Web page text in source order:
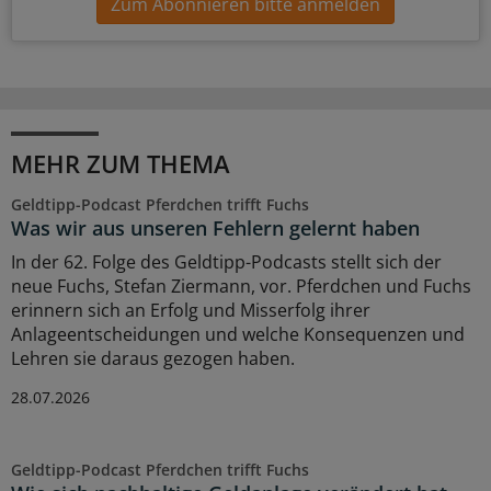
MEHR ZUM THEMA
Geldtipp-Podcast Pferdchen trifft Fuchs
Was wir aus unseren Fehlern gelernt haben
In der 62. Folge des Geldtipp-Podcasts stellt sich der
neue Fuchs, Stefan Ziermann, vor. Pferdchen und Fuchs
erinnern sich an Erfolg und Misserfolg ihrer
Anlageentscheidungen und welche Konsequenzen und
Lehren sie daraus gezogen haben.
28.07.2026
Geldtipp-Podcast Pferdchen trifft Fuchs